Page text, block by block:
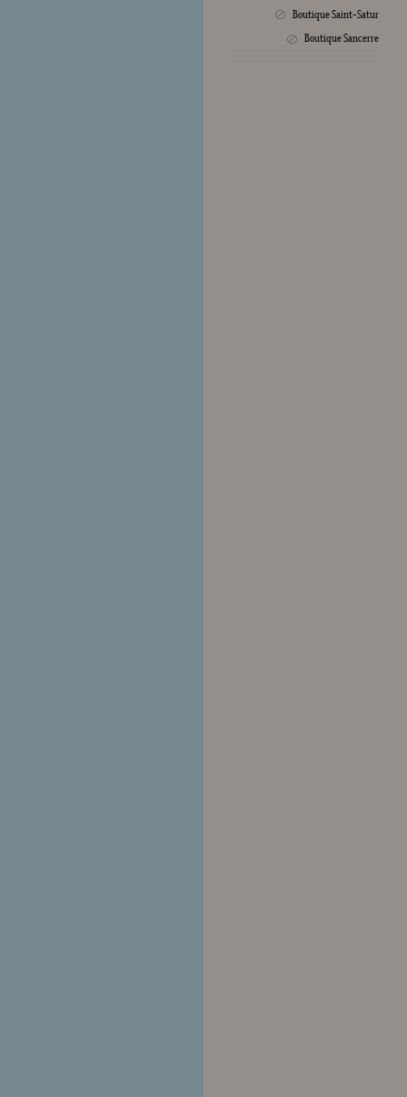
Boutique Saint-Satur
Boutique Sancerre